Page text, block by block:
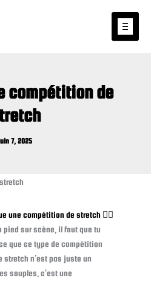
compétition de
7, 2025
une compétition de stretch 🧘‍♀️
pied sur scène, il faut que tu
que ce type de compétition
stretch n’est pas juste un
souples, c’est une